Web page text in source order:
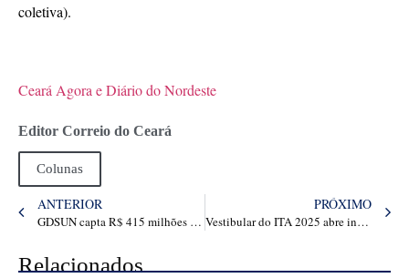
coletiva).
Ceará Agora e Diário do Nordeste
Editor Correio do Ceará
Colunas
ANTERIOR
GDSUN capta R$ 415 milhões em debêntures e mira 250 MW em capacidade instalada até 2026 – Victor Ximenes
PRÓXIMO
Vestibular do ITA 2025 abre inscrições com 180 vagas e aplicação de provas em Fortaleza – Papo Carreira
Relacionados